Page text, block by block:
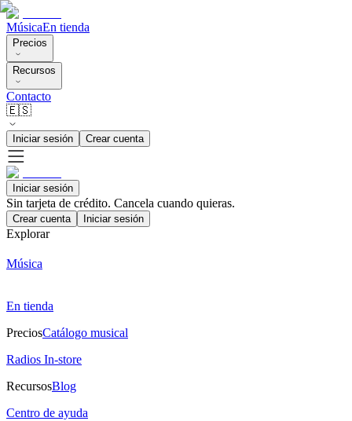
MúsicaEn tienda
Precios
Recursos
Contacto
🇪🇸
Iniciar sesión Crear cuenta
Iniciar sesión
Sin tarjeta de crédito. Cancela cuando quieras.
Crear cuenta Iniciar sesión
Explorar
Música
En tienda
PreciosCatálogo musical
Radios In-store
RecursosBlog
Centro de ayuda